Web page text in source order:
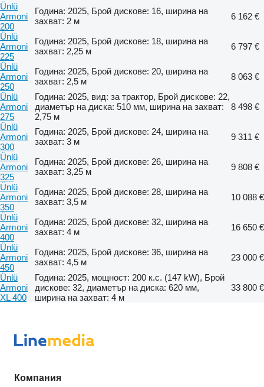
Ünlü
Armoni
200
Година: 2025, Брой дискове: 16, ширина на
захват: 2 м
6 162 €
Ünlü
Armoni
225
Година: 2025, Брой дискове: 18, ширина на
захват: 2,25 м
6 797 €
Ünlü
Armoni
250
Година: 2025, Брой дискове: 20, ширина на
захват: 2,5 м
8 063 €
Ünlü
Armoni
275
Година: 2025, вид: за трактор, Брой дискове: 22,
диаметър на диска: 510 мм, ширина на захват:
2,75 м
8 498 €
Ünlü
Armoni
300
Година: 2025, Брой дискове: 24, ширина на
захват: 3 м
9 311 €
Ünlü
Armoni
325
Година: 2025, Брой дискове: 26, ширина на
захват: 3,25 м
9 808 €
Ünlü
Armoni
350
Година: 2025, Брой дискове: 28, ширина на
захват: 3,5 м
10 088 €
Ünlü
Armoni
400
Година: 2025, Брой дискове: 32, ширина на
захват: 4 м
16 650 €
Ünlü
Armoni
450
Година: 2025, Брой дискове: 36, ширина на
захват: 4,5 м
23 000 €
Ünlü
Armoni
XL 400
Година: 2025, мощност: 200 к.с. (147 kW), Брой
дискове: 32, диаметър на диска: 620 мм,
ширина на захват: 4 м
33 800 €
Компания